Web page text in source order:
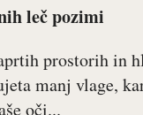
leč pozimi
prostorih in
manj vlage,
oči...